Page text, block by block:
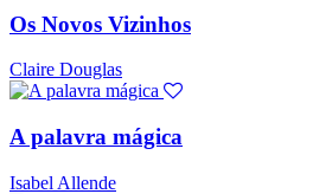
Os Novos Vizinhos
Claire Douglas
A palavra mágica
Isabel Allende